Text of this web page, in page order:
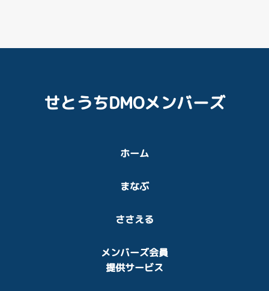
せとうちDMOメンバーズ
ホーム
まなぶ
ささえる
メンバーズ会員
提供サービス